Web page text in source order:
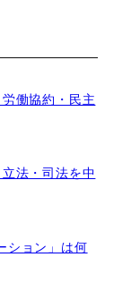
働協約・民主
法・司法を中
ション」は何